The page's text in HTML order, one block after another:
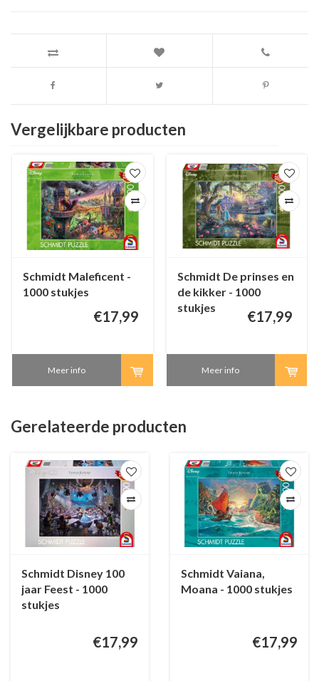
Vergelijkbare producten
Schmidt Maleficent -
1000 stukjes
€17,99
Meer info
Schmidt De prinses en
de kikker - 1000
stukjes
€17,99
Meer info
Gerelateerde producten
Schmidt Disney 100
jaar Feest - 1000
stukjes
€17,99
Schmidt Vaiana,
Moana - 1000 stukjes
€17,99